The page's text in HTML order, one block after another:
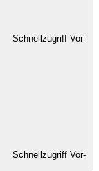
Schnellzugriff Vor-
Schnellzugriff Vor-